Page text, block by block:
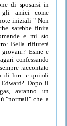
di sposarsi in
amici come
iniziali " Non
sarebbe finita
e mi sto
Bella rifiuterà
giovani? Esme e
confessando
raccontato
di loro e quindi
Edward? Dopo il
avranno un
"normali" che la